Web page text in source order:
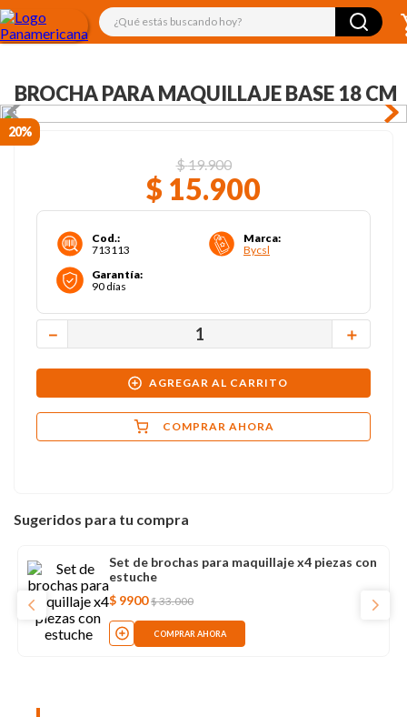
¿Qué estás buscando hoy?
BROCHA PARA MAQUILLAJE BASE 18 CM
20%
$19.900
$ 15.900
Cod.:
713113
Marca:
Bycsl
Garantía:
90 días
＋
－
AGREGAR AL CARRITO
COMPRAR AHORA
Sugeridos para tu compra
Set de brochas para maquillaje x4 piezas con
estuche
$ 9900 $33.000
COMPRAR AHORA